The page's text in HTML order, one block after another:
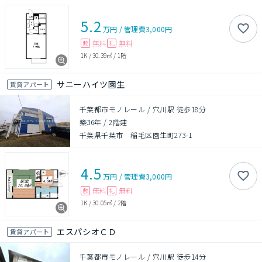
5.2 万円 /管理費3,000円
敷 無料 礼 無料
1K /30.39㎡ / 1階
賃貸アパート サニーハイツ園生
千葉都市モノレール / 穴川駅 徒歩18分
築36年 /2階建
千葉県千葉市 稲毛区園生町273-1
4.5 万円 /管理費3,000円
敷 無料 礼 無料
1K /30.05㎡ / 2階
賃貸アパート エスパシオＣＤ
千葉都市モノレール / 穴川駅 徒歩14分